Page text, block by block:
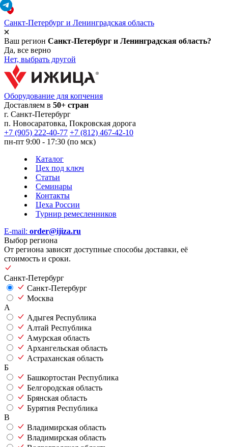
Санкт-Петербург и Ленинградская область
Ваш регион Санкт-Петербург и Ленинградская область?
Да, все верно
Нет, выбрать другой
Оборудование для копчения
Доставляем в 50+ стран
г. Санкт-Петербург
п. Новосаратовка, Покровская дорога
+7 (905) 222-40-77 +7 (812) 467-42-10
пн-пт 9:00 - 17:30 (по мск)
Каталог
Цех под ключ
Статьи
Семинары
Контакты
Цеха России
Турнир ремесленников
E-mail: order@ijiza.ru
Выбор региона
От региона зависят доступные способы доставки, её
стоимость и сроки.
Санкт-Петербург
Санкт-Петербург
Москва
А
Адыгея Республика
Алтай Республика
Амурская область
Архангельская область
Астраханская область
Б
Башкортостан Республика
Белгородская область
Брянская область
Бурятия Республика
В
Владимирская область
Владимирская область